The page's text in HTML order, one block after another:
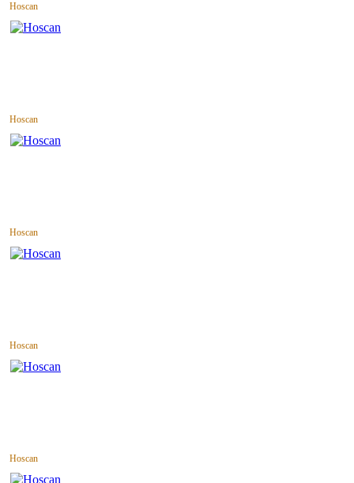
Hoscan
Hoscan
Hoscan
Hoscan
Hoscan